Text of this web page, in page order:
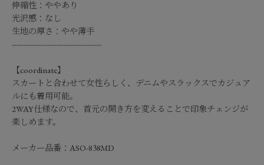
伸縮性：ややあり
光沢感：なし
生地の厚さ：やや薄手
--------------------------------------
【coordinate】
スカートと合わせて女性らしく、デニムやスラックスでカジュア
ルにも着用可能。
2WAY仕様なので、首元の開き方を変えることで印象チェンジが
楽しめます。
メーカー品番：ASO-838MD